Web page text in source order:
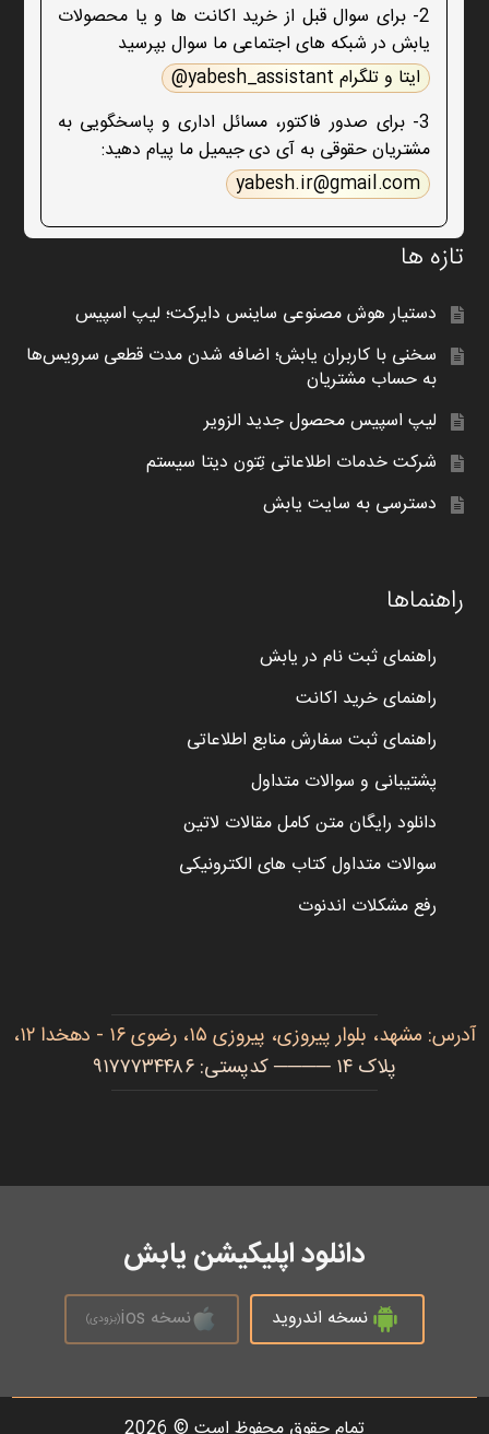
2- برای سوال قبل از خرید اکانت ها و یا محصولات
یابش در شبکه های اجتماعی ما سوال بپرسید
ایتا و تلگرام yabesh_assistant@
3- برای صدور فاکتور، مسائل اداری و پاسخگویی به
مشتریان حقوقی به آی دی جیمیل ما پیام دهید:
yabesh.ir@gmail.com
تازه ها
دستیار هوش مصنوعی ساینس دایرکت؛ لیپ اسپیس
سخنی با کاربران یابش؛ اضافه شدن مدت قطعی سرویس‌ها
به حساب مشتریان
لیپ اسپیس محصول جدید الزویر
شرکت خدمات اطلاعاتی تِتون دیتا سیستم
دسترسی به سایت یابش
راهنماها
راهنمای ثبت نام در یابش
راهنمای خرید اکانت
راهنمای ثبت سفارش منابع اطلاعاتی
پشتیبانی و سوالات متداول
دانلود رایگان متن کامل مقالات لاتین
سوالات متداول کتاب های الکترونیکی
رفع مشکلات اندنوت
آدرس: مشهد، بلوار پیروزی، پیروزی ۱۵، رضوی ۱۶ - دهخدا ۱۲،
پلاک ۱۴ ──── کدپستی: ۹۱۷۷۷۳۴۴۸۶
دانلود اپلیکیشن یابش
نسخه اندروید نسخه ios (بزودی)